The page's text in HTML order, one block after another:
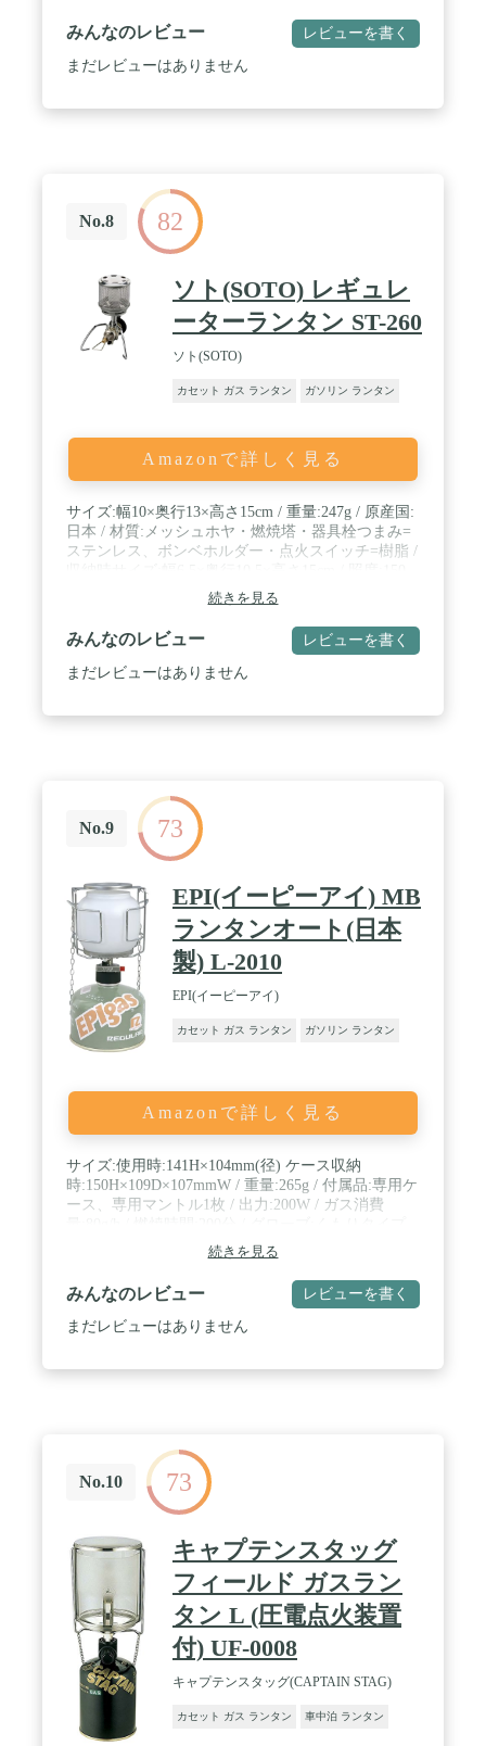
みんなのレビュー レビューを書く
まだレビューはありません
No.8 82
ソト(SOTO) レギュレ
ーターランタン ST-260
ソト(SOTO)
カセット ガス ランタン ガソリン ランタン
Amazonで詳しく見る
サイズ:幅10×奥行13×高さ15cm / 重量:247g / 原産国:
日本 / 材質:メッシュホヤ・燃焼塔・器具栓つまみ=
ステンレス、ボンベホルダー・点火スイッチ=樹脂 /
ルクス(ST-760使用時) / 使用燃料:SOTO製品専用容
器 / 付属品:収納ケース、マントル1枚 / 別売品:ボン
ベ
続きを見る
みんなのレビュー レビューを書く
まだレビューはありません
No.9 73
EPI(イーピーアイ) MB
ランタンオート(日本
製) L-2010
EPI(イーピーアイ)
カセット ガス ランタン ガソリン ランタン
Amazonで詳しく見る
サイズ:使用時:141H×104mm(径) ケース収納
時:150H×109D×107mmW / 重量:265g / 付属品:専用ケ
ース、専用マントル1枚 / 出力:200W / ガス消費
続きを見る
みんなのレビュー レビューを書く
まだレビューはありません
No.10 73
キャプテンスタッグ
フィールド ガスラン
タン L (圧電点火装置
付) UF-0008
キャプテンスタッグ(CAPTAIN STAG)
カセット ガス ランタン 車中泊 ランタン